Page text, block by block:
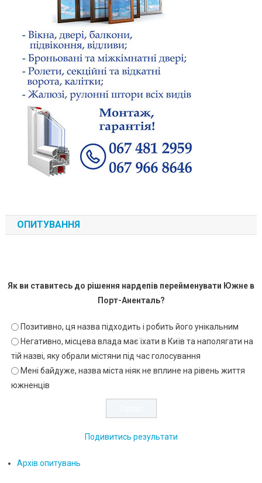
ОПИТУВАННЯ
Як ви ставитесь до рішення нардепів перейменувати Южне в
Порт-Аненталь?
Позитивно, ця назва підходить і робить його унікальним
Негативно, місцева влада має їхати в Київ та наполягати на
тій назві, яку обрали містяни під час голосування
Мені байдуже, назва міста ніяк не вплине на рівень життя
южненців
Подивитись результати
Архів опитувань